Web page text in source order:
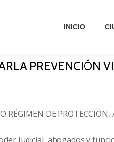
INICIO
PREVENCIÓN
RÉGIMEN DE
Judicial, abogados y